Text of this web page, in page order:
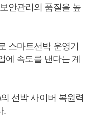
안관리의 품질을 높
스마트선박 운영기
에 속도를 낸다는 계
선박 사이버 복원력
.